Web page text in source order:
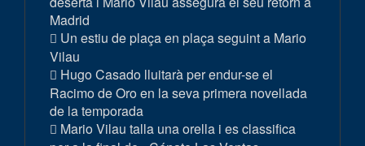
Madrid
Un estiu de plaça en plaça seguint a Mario
Vilau
Hugo Casado lluitarà per endur-se el
Racimo de Oro en la seva primera novellada
de la temporada
Mario Vilau talla una orella i es classifica